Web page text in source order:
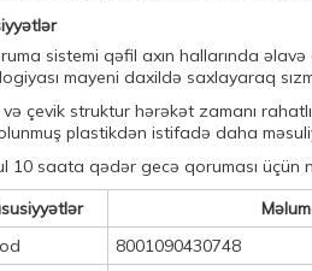
sistemi qəfil axın hallarında
mayeni daxildə saxlayaraq
çevik struktur hərəkət zamanı
plastikdən istifadə daha
10 saata qədər gecə qoruması üçün
8001090430748